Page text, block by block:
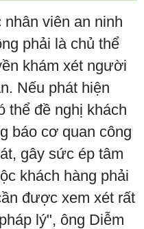
viên an ninh
phải là chủ thể
khám xét người
Nếu phát hiện
thể đề nghị khách
báo cơ quan công
gây sức ép tâm
khách hàng phải
được xem xét rất
lý", ông Diễm